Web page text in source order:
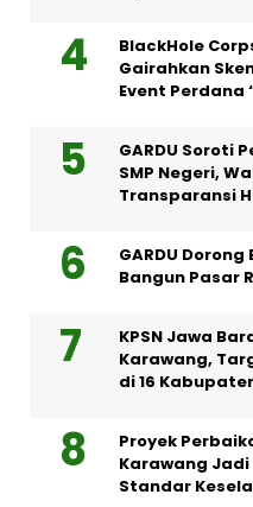
BlackHole
Gairahkan
Event Perdana
GARDU Soroti
SMP Negeri,
Transparansi
GARDU
Bangun Pasar
KPSN Jawa
Karawang,
di 16
Proyek
Karawang Jadi
Standar